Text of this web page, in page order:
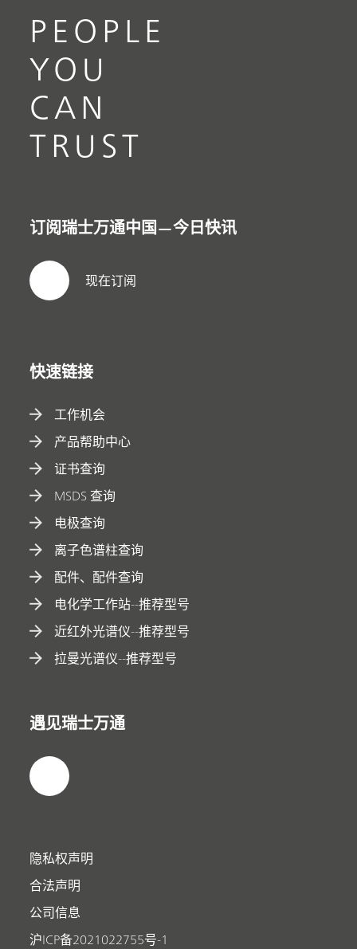
PEOPLE
YOU
CAN
TRUST
订阅瑞士万通中国—今日快讯
现在订阅
快速链接
工作机会
产品帮助中心
证书查询
MSDS 查询
电极查询
离子色谱柱查询
配件、配件查询
电化学工作站--推荐型号
近红外光谱仪--推荐型号
拉曼光谱仪--推荐型号
遇见瑞士万通
隐私权声明
合法声明
公司信息
沪ICP备2021022755号-1